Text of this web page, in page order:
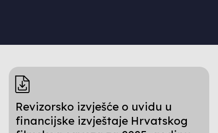
Revizorsko izvješće o uvidu u
financijske izvještaje Hrvatskog